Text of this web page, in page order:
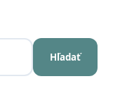
Hľadať